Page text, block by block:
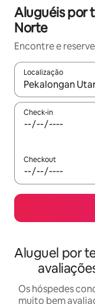
Aluguéis por
Norte
Encontre e
Localização
Quando os
Check-in
Checkout
Aluguel por
Os hóspedes
muito bem